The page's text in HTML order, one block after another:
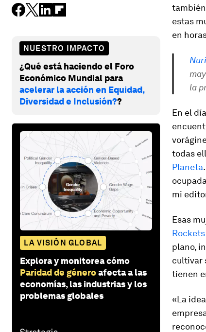
NUESTRO IMPACTO
¿Qué está haciendo el Foro
Económico Mundial para
acelerar la acción en Equidad,
Diversidad e Inclusión??
LA VISIÓN GLOBAL
Explora y monitorea cómo
Paridad de géneroafecta a las
economías, las industrias y los
problemas globales
estas
en
la
En el
todas
Planeta
mi
Esas
Rockets
plano,
cultivar
tienen
«La